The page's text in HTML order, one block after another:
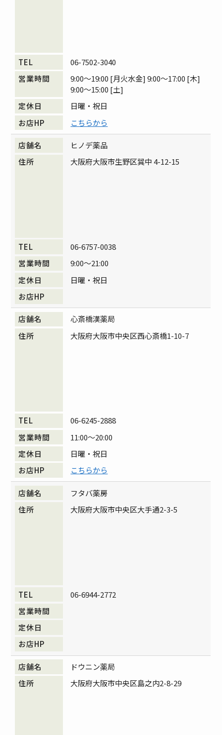
06-7502-3040
9:00～19:00 [月火水金] 9:00～17:00 [木]
9:00～15:00 [土]
日曜・祝日
こちらから
ヒノデ薬品
大阪府大阪市生野区巽中 4-12-15
06-6757-0038
9:00～21:00
日曜・祝日
心斎橋漢薬局
大阪府大阪市中央区西心斎橋1-10-7
06-6245-2888
11:00～20:00
日曜・祝日
こちらから
フタバ薬房
大阪府大阪市中央区大手通2-3-5
06-6944-2772
ドウニン薬局
大阪府大阪市中央区島之内2-8-29